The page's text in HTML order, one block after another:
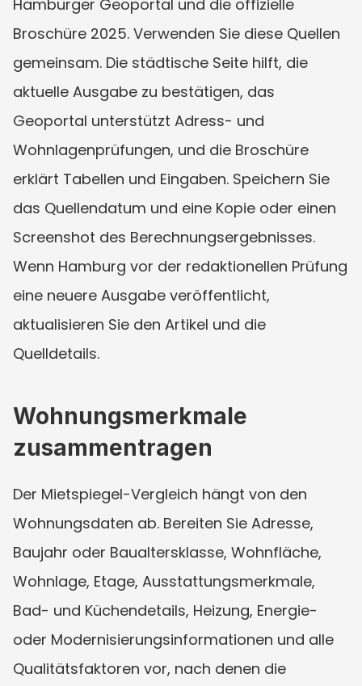
Hamburger Geoportal und die offizielle
Broschüre 2025. Verwenden Sie diese Quellen
gemeinsam. Die städtische Seite hilft, die
aktuelle Ausgabe zu bestätigen, das
Geoportal unterstützt Adress- und
Wohnlagenprüfungen, und die Broschüre
erklärt Tabellen und Eingaben. Speichern Sie
das Quellendatum und eine Kopie oder einen
Screenshot des Berechnungsergebnisses.
Wenn Hamburg vor der redaktionellen Prüfung
eine neuere Ausgabe veröffentlicht,
aktualisieren Sie den Artikel und die
Quelldetails.
Wohnungsmerkmale
zusammentragen
Der Mietspiegel-Vergleich hängt von den
Wohnungsdaten ab. Bereiten Sie Adresse,
Baujahr oder Baualtersklasse, Wohnfläche,
Wohnlage, Etage, Ausstattungsmerkmale,
Bad- und Küchendetails, Heizung, Energie-
oder Modernisierungsinformationen und alle
Qualitätsfaktoren vor, nach denen die